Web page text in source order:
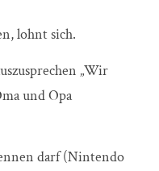
lohnt sich.
„Wir
und Opa
darf (Nintendo